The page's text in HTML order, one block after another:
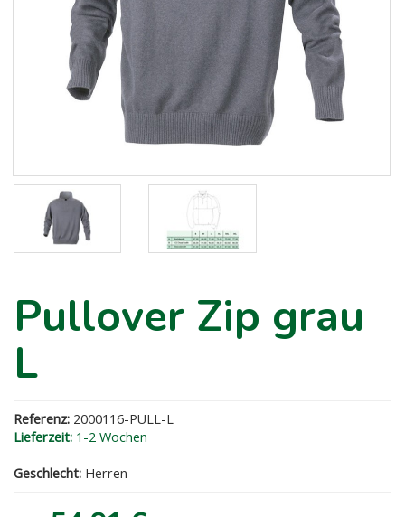
Pullover Zip grau
L
Referenz: 2000116-PULL-L
Lieferzeit: 1-2 Wochen
Geschlecht: Herren